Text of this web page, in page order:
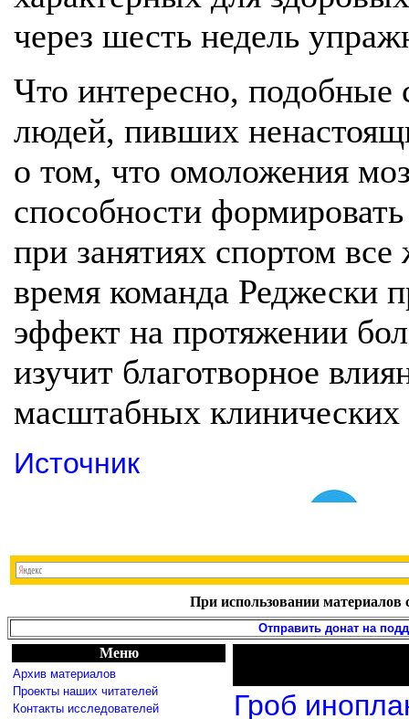
через шесть недель
Что интересно, подобные
людей, пивших
о том, что омоложения
способности
при занятиях спортом
время команда Реджески
эффект на протяжении
изучит благотворное
масштабных
Источник
При использовании материалов
Отправить донат на
Меню
Архив материалов
Проекты наших читателей
Контакты исследователей
Гроб